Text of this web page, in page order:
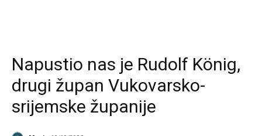
Napustio nas je Rudolf König,
drugi župan Vukovarsko-
srijemske županije